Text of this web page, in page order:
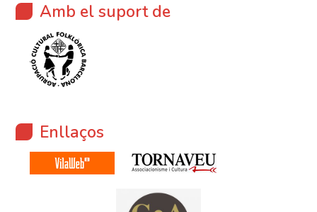
Amb el suport de
Enllaços